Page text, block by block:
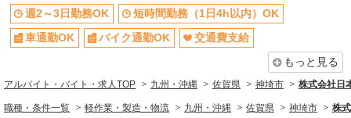
社員登用あり
週2～3日勤務OK
短時間勤務（1日4h以内）OK
車通勤OK
バイク通勤OK
交通費支給
もっと見る
アルバイト・バイト・求人TOP 九州・沖縄 佐賀県 神埼市 株式会社日
職種・条件一覧 軽作業・製造・物流 九州・沖縄 佐賀県 神埼市 株